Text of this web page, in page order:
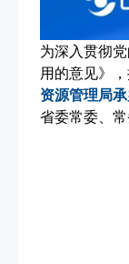
为深入贯彻
用的意见》
资源管理局
省委常委、